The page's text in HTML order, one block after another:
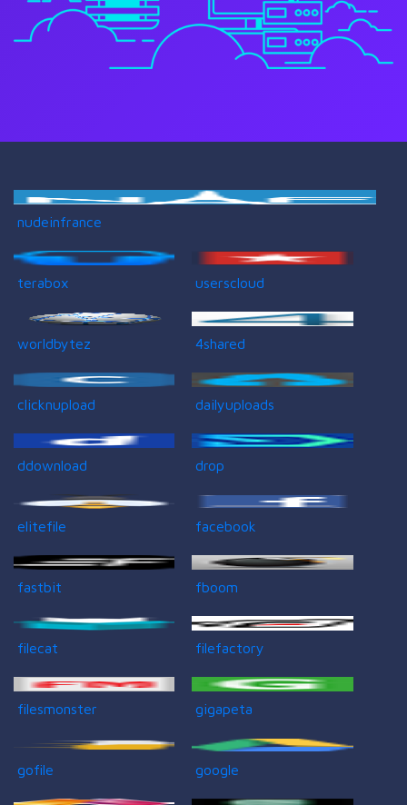
nudeinfrance
terabox userscloud
worldbytez 4shared
clicknupload dailyuploads
ddownload drop
elitefile facebook
fastbit fboom
filecat filefactory
filesmonster gigapeta
gofile google